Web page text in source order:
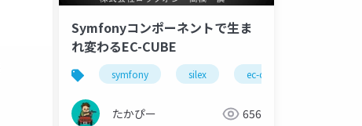
Symfonyコンポーネントで生ま
れ変わるEC-CUBE
symfony silex ec-cube
たかぴー 656